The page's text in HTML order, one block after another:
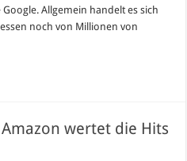
Allgemein handelt es sich
noch von Millionen von
wertet die Hits